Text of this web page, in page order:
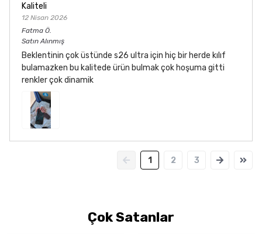
Kaliteli
12 Nisan 2026
Fatma Ö.
Satın Alınmış
Beklentinin çok üstünde s26 ultra için hiç bir herde kılıf
bulamazken bu kalitede ürün bulmak çok hoşuma gitti
renkler çok dinamik
1 2 3
Çok Satanlar